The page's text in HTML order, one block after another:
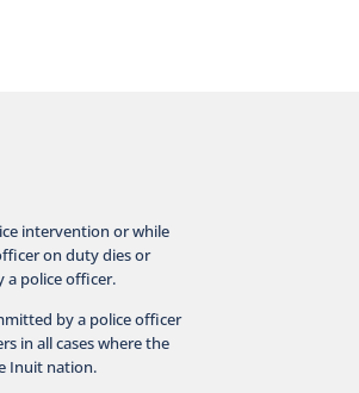
intervention or while
on duty dies or
a police officer.
by a police officer
in all cases where the
Inuit nation.